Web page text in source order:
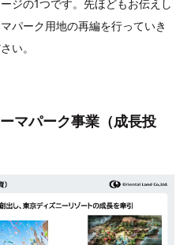
ジの1つです。先ほどもお伝えし
パーク用地の再編を行っていき
い。
マパーク事業（成長投